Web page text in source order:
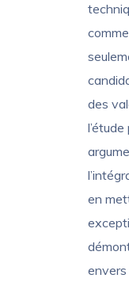
des
en
envers